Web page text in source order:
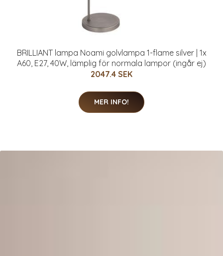
BRILLIANT lampa Noami golvlampa 1-flame silver | 1x
A60, E27, 40W, lämplig för normala lampor (ingår ej)
2047.4 SEK
MER INFO!